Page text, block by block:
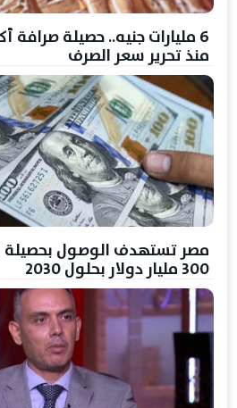
منذ تحرير سعر الصرف
مصر تستهدف الوصول بحصيلة
300 مليار دولار بحلول 2030